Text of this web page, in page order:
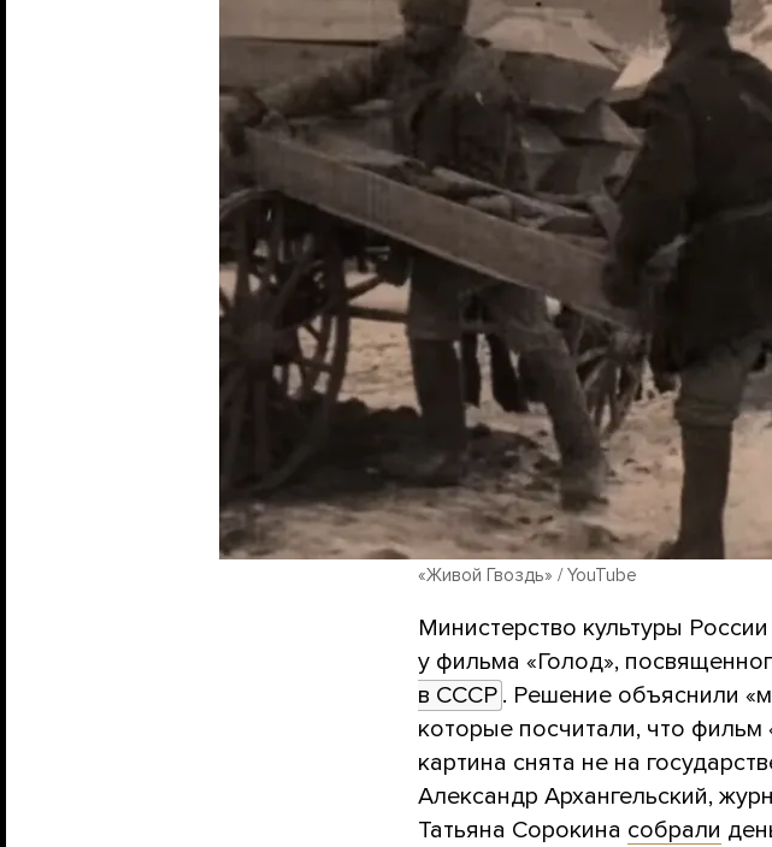
«Живой Гвоздь» / YouTube
Министерство культуры
у фильма «Голод»,
в СССР . Решение объяснили
которые посчитали, что
картина снята не на
Александр Архангельский,
Татьяна Сорокина собрали